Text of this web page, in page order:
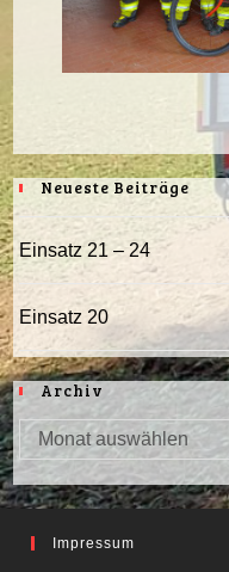
Neueste Beiträge
Einsatz 21 – 24
Einsatz 20
Archiv
Archiv
Monat auswählen
Impressum